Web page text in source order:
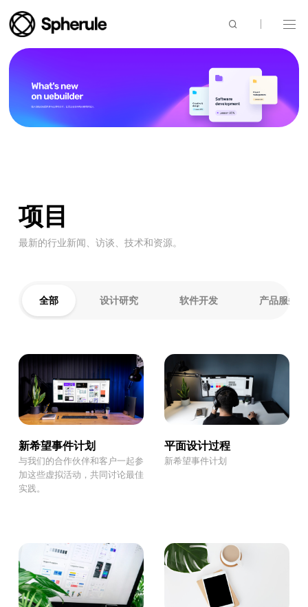
mo008_35054
-
设
计
站
项目
最新的行业新闻、访谈、技术和资源。
全部 设计研究 软件开发 产品服务
新希望事件计划
与我们的合作伙伴和客户一起参
加这些虚拟活动，共同讨论最佳
实践。
平面设计过程
新希望事件计划